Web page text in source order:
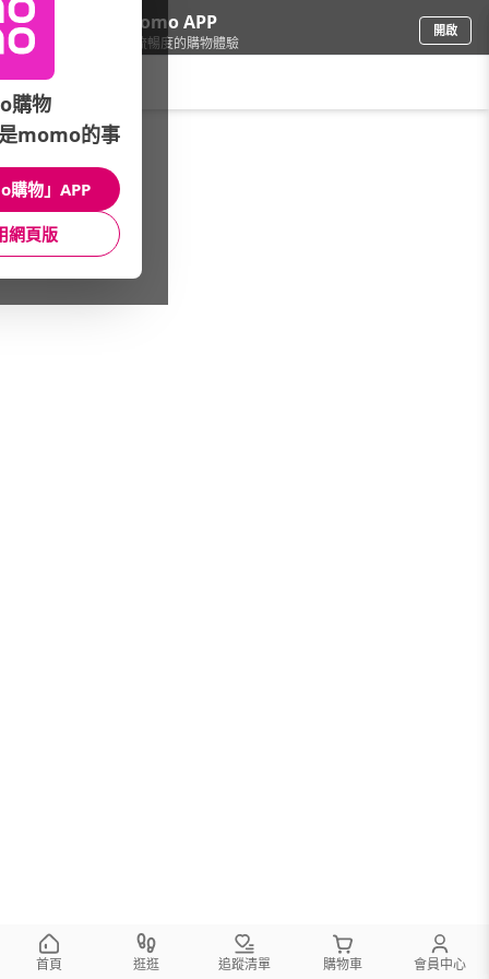
下載momo APP
給你3倍流暢度的購物體驗
開啟
鞋包箱/流行包/品牌總覽
館長推薦 月銷量
首頁 逛逛 追蹤清單 購物車 會員中心
購物
momo的事
購物」APP
網頁版